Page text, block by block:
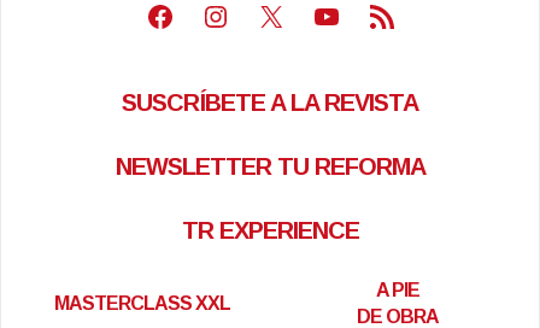
Facebook
Instagram
X Youtube
Feed RSS
SUSCRÍBETE A LA REVISTA
NEWSLETTER TU REFORMA
TR EXPERIENCE
MASTERCLASS XXL
A PIE
DE OBRA